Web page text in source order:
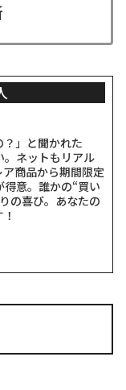
？」と聞かれた
。ネットもリアル
商品から期間限定
意。誰かの“買い
の喜び。あなたの